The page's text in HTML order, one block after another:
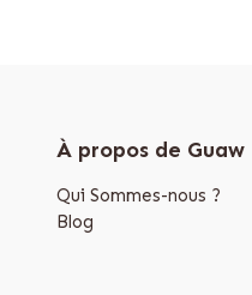
À propos de Guaw
Qui Sommes-nous ?
Blog